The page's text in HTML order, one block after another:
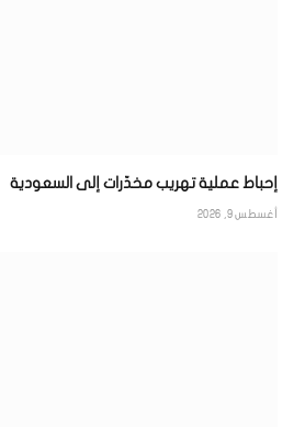
إحباط عملية تهريب مخدّرات إلى السعودية
أغسطس 9, 2026